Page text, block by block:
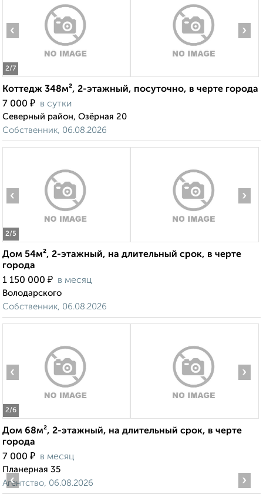
2/7
‹ ›
Коттедж 348м², 2-этажный, посуточно, в черте города
7 000 ₽ в сутки
Северный район, Озёрная 20
Собственник, 06.08.2026
2/5
‹ ›
Дом 54м², 2-этажный, на длительный срок, в черте
города
1 150 000 ₽ в месяц
Володарского
Собственник, 06.08.2026
2/6
‹ ›
Дом 68м², 2-этажный, на длительный срок, в черте
города
7 000 ₽ в месяц
Планерная 35
Агентство, 06.08.2026
‹ ›